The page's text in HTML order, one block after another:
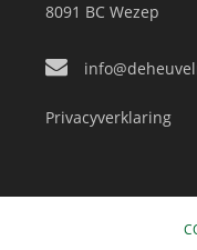
8091 BC Wezep
Privacyverklaring